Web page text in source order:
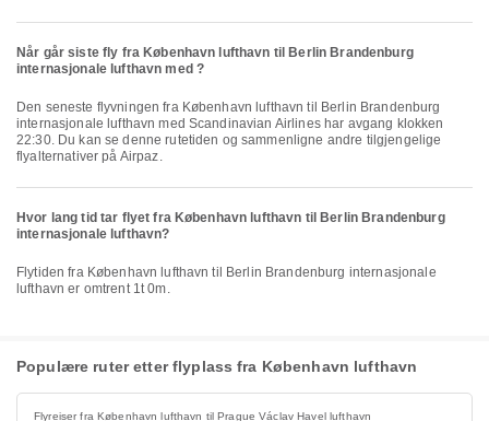
Når går siste fly fra København lufthavn til Berlin Brandenburg
internasjonale lufthavn med ?
Den seneste flyvningen fra København lufthavn til Berlin Brandenburg
internasjonale lufthavn med Scandinavian Airlines har avgang klokken
22:30. Du kan se denne rutetiden og sammenligne andre tilgjengelige
flyalternativer på Airpaz.
Hvor lang tid tar flyet fra København lufthavn til Berlin Brandenburg
internasjonale lufthavn?
Flytiden fra København lufthavn til Berlin Brandenburg internasjonale
lufthavn er omtrent 1t 0m.
Populære ruter etter flyplass fra København lufthavn
Flyreiser fra København lufthavn til Prague Václav Havel lufthavn